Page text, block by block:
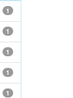
1
1
1
1
1